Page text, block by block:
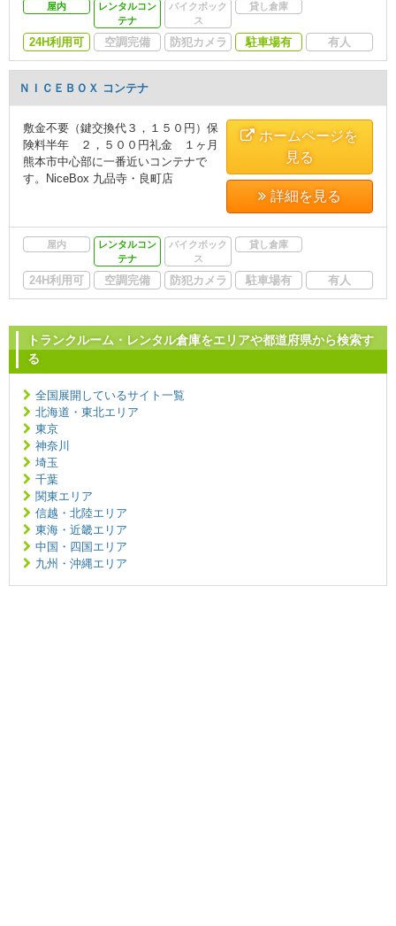
屋内
レンタルコン
テナ
バイクボック
ス
貸し倉庫
24H利用可 空調完備 防犯カメラ 駐車場有 有人
ＮＩＣＥＢＯＸ コンテナ
敷金不要（鍵交換代３，１５０円）保
険料半年 ２，５００円礼金 １ヶ月
熊本市中心部に一番近いコンテナで
す。NiceBox 九品寺・良町店
ホームページを
見る
詳細を見る
屋内
レンタルコン
テナ
バイクボック
ス
貸し倉庫
24H利用可 空調完備 防犯カメラ 駐車場有 有人
トランクルーム・レンタル倉庫をエリアや都道府県から検索す
る
全国展開しているサイト一覧
北海道・東北エリア
東京
神奈川
埼玉
千葉
関東エリア
信越・北陸エリア
東海・近畿エリア
中国・四国エリア
九州・沖縄エリア